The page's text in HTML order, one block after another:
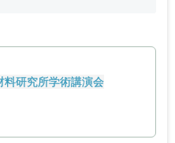
料研究所学術講演会